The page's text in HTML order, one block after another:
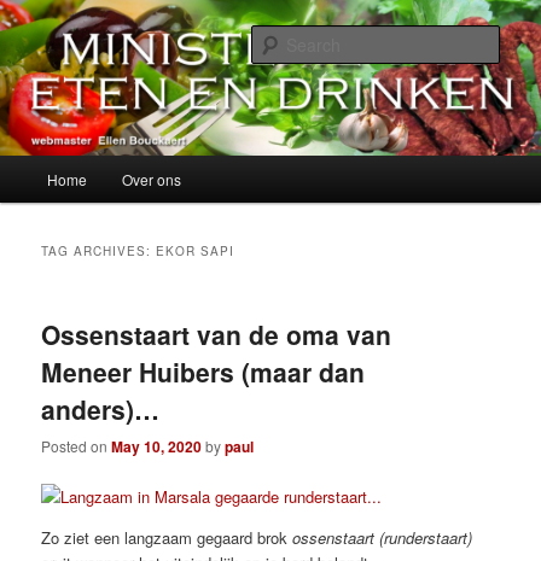
Skip
to
primary
content
Skip
to
secondary
contentMinisterie van Eten en Drinken
alles over eten, drinken en andere genoegens…
Home Over ons
TAG ARCHIVES: EKOR SAPI
Ossenstaart van de oma van
Meneer Huibers (maar dan
anders)…
Posted onMay 10, 2020bypaul
Zo ziet een langzaam gegaard brokossenstaart (runderstaart)